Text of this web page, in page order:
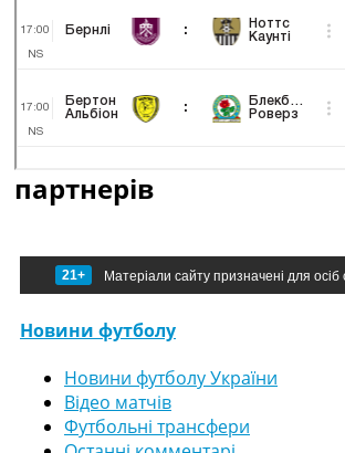
партнерів
21+ Матеріали сайту призначені для
Новини футболу
Новини футболу України
Відео матчів
Футбольні трансфери